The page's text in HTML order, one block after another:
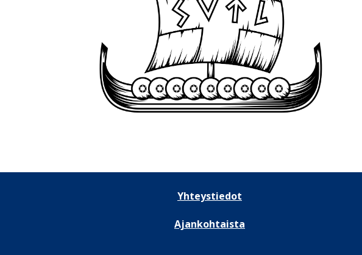
Yhteystiedot
Ajankohtaista